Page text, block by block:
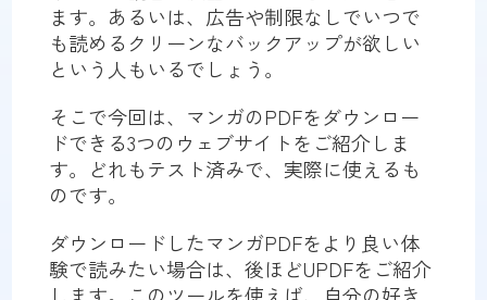
ます。あるいは、広告や制限なしでいつで
も読めるクリーンなバックアップが欲しい
という人もいるでしょう。
そこで今回は、マンガのPDFをダウンロー
ドできる3つのウェブサイトをご紹介しま
す。どれもテスト済みで、実際に使えるも
のです。
ダウンロードしたマンガPDFをより良い体
験で読みたい場合は、後ほどUPDFをご紹介